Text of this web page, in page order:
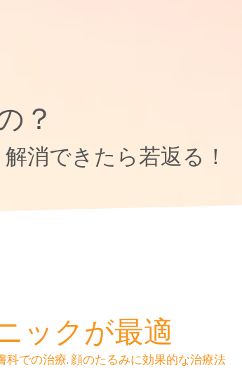
？
消できたら若返る！
ックが最適
科での治療, 顔のたるみに効果的な治療法